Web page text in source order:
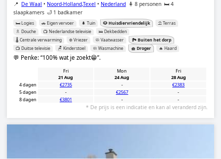
📍 De Waal • Noord-Holland,Texel • Nederland 🧍 8 personen 🛏️ 4
slaapkamers 🛁 1 badkamer
🛏️ Logies 🚗 Eigen vervoer 🌲 Tuin 🐶 Huisdiervriendelijk
⛱️ Terras
🚿 Douche
📺 Nederlandse televisie
🛌 Dekbedden
🌡️ Centrale verwarming
❄️ Vriezer 🧼 Vaatwasser
🏞️ Buiten het dorp
📺 Duitse televisie
🪑 Kinderstoel 🧼 Wasmachine 🧺 Droger 🔥 Haard
💬 Penke: 100% wat je zoekt😁 .
Fri
21 Aug
Mon
24 Aug
Fri
28 Aug
4 dagen
€2735 -
€2383
5 dagen
- €2567
-
8 dagen
€3801 - -
* De prijs is een indicatie en kan al veranderd zijn.